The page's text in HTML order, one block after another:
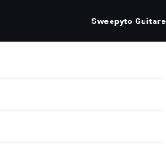
Sweepyto Guitare